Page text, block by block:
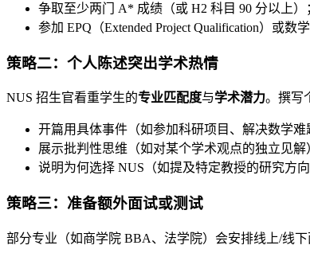
争取至少两门 A* 成绩（或 H2 科目 90 分以上）
参加 EPQ（Extended Project Qualification）或数
策略二：个人陈述突出学术热情
NUS 招生官看重学生的专业匹配度与学术潜力。撰写
开篇用具体事件（如参加科研项目、解决数学难
展示批判性思维（如对某个学术观点的独立见解
说明为何选择 NUS（如提及特定教授的研究方
策略三：准备额外面试或测试
部分专业（如商学院 BBA、法学院）会安排线上/线下